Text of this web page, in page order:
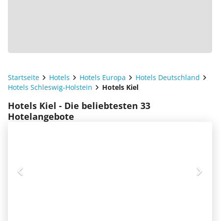
Startseite Hotels Hotels Europa
Hotels Deutschland
Hotels Schleswig-Holstein
Hotels Kiel
Hotels Kiel - Die beliebtesten 33
Hotelangebote